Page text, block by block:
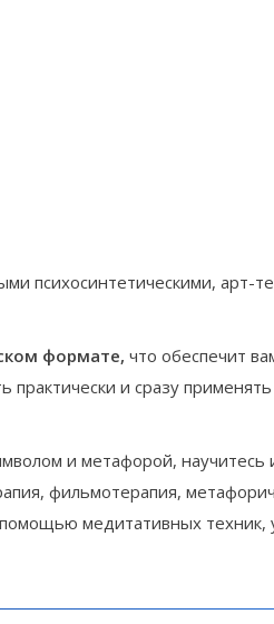
психосинтетическими, арт-
формате, что обеспечит
практически и сразу
и метафорой, научитесь
фильмотерапия,
медитативных техник,